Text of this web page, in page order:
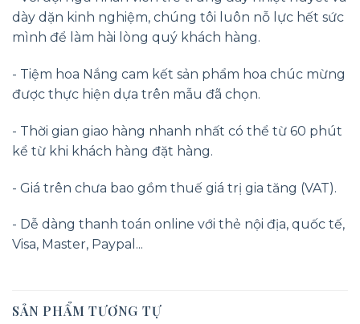
dày dặn kinh nghiệm, chúng tôi luôn nỗ lực hết sức
mình để làm hài lòng quý khách hàng.
- Tiệm hoa Nắng cam kết sản phẩm hoa chúc mừng
được thực hiện dựa trên mẫu đã chọn.
- Thời gian giao hàng nhanh nhất có thể từ 60 phút
kể từ khi khách hàng đặt hàng.
- Giá trên chưa bao gồm thuế giá trị gia tăng (VAT).
- Dễ dàng thanh toán online với thẻ nội địa, quốc tế,
Visa, Master, Paypal...
SẢN PHẨM TƯƠNG TỰ